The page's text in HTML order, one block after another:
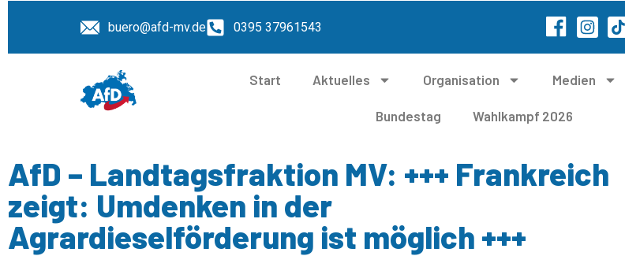
buero@afd-mv.de 0395 37961543
Start Aktuelles Organisation Medien
Bundestag Wahlkampf 2026
AfD – Landtagsfraktion MV: +++ Frankreich
zeigt: Umdenken in der
Agrardieselförderung ist möglich +++